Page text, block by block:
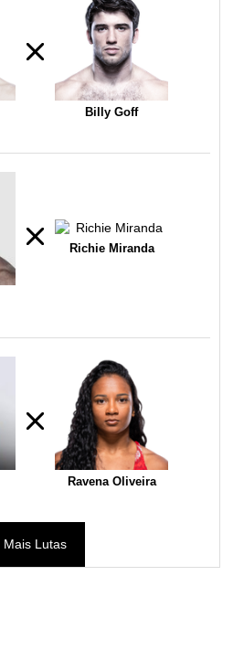
Billy Goff
Richie Miranda
Ravena Oliveira
Mais Lutas